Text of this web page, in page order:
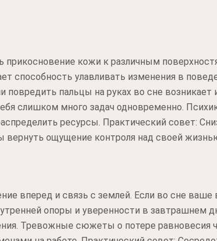
кожи к различным
способность улавливать изменения в
пальцы на руках во сне возникает
слишком много задач одновременно.
ресурсы. Практический совет:
ощущение контроля над своей
вперед и связь с землей. Если во сне ваше
опоры и уверенности в завтрашнем
Тревожные сюжеты о потере равновесия